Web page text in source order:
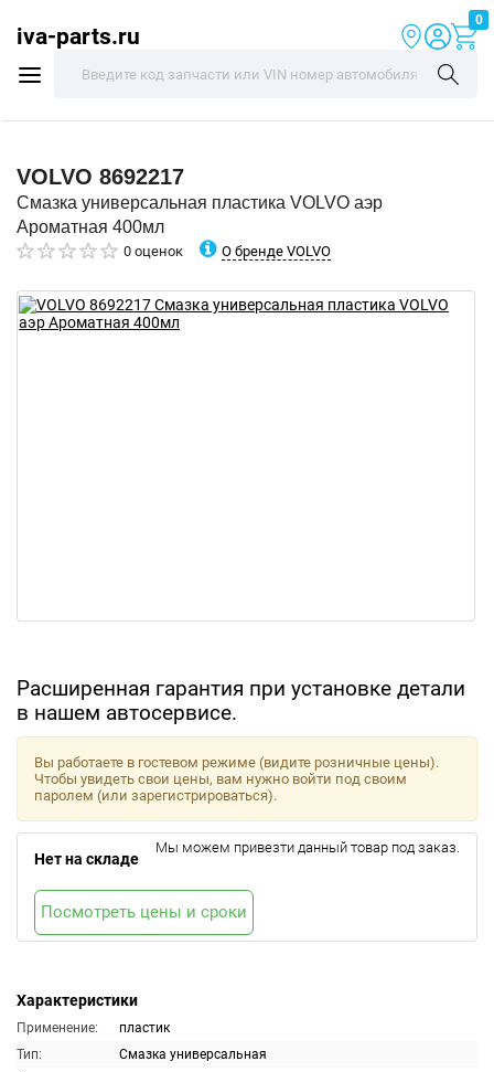
iva-parts.ru
0
VOLVO 8692217
Смазка универсальная пластика VOLVO аэр
Ароматная 400мл
0 оценок О бренде VOLVO
Расширенная гарантия при установке детали
в нашем автосервисе.
Характеристики
Применение:
пластик
Тип:
Смазка универсальная
Вы работаете в гостевом режиме (видите розничные цены).
Чтобы увидеть свои цены, вам нужно войти под своим
паролем (или зарегистрироваться).
Нет на складе
Мы можем привезти данный товар под заказ.
Посмотреть цены и сроки